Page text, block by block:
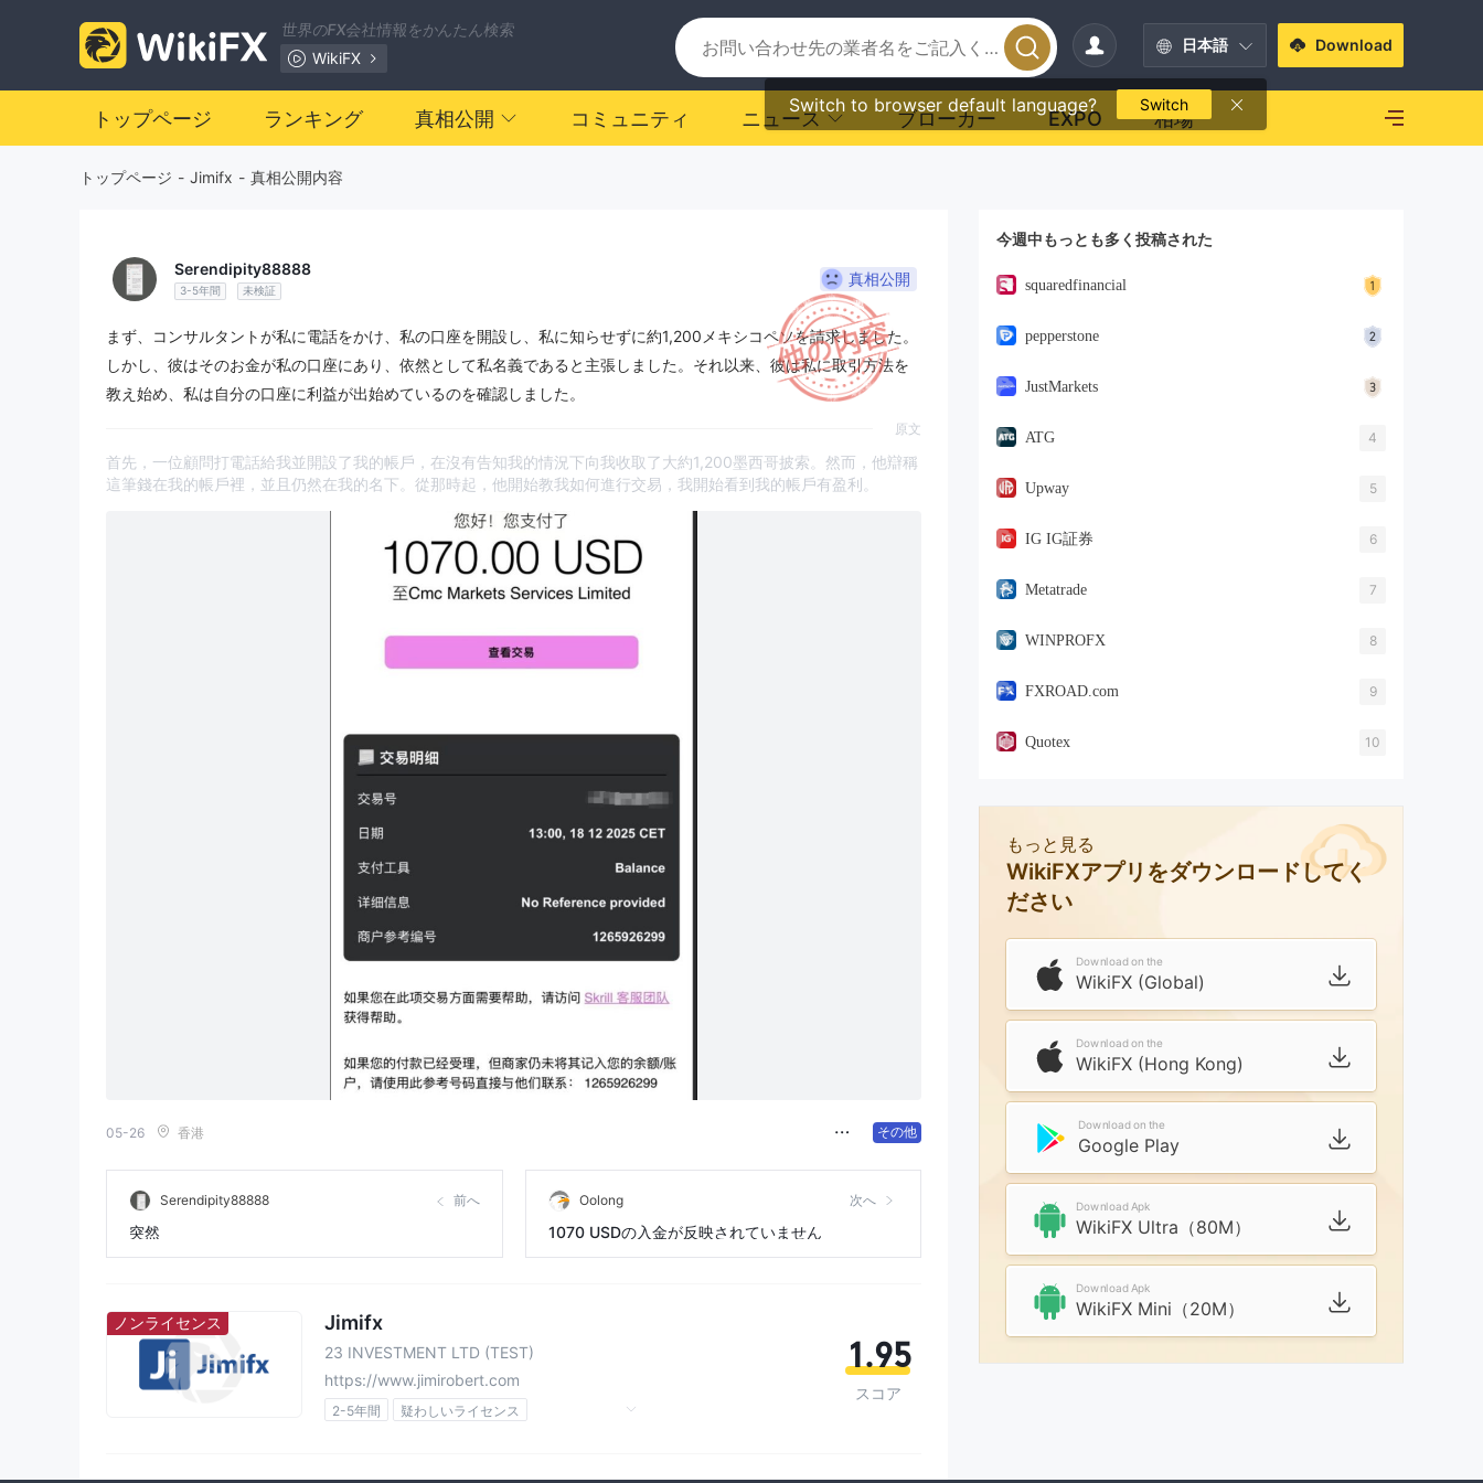
世界のFX会社情報をかんたん検索
WikiFX
日本語
Switch to browser default language? Switch
Download
トップページ ランキング 真相公開 コミュニティ ニュース ブローカー EXPO 相場
トップページ - Jimifx - 真相公開内容
Serendipity88888
3-5年間 未検証
真相公開
まず、コンサルタントが私に電話をかけ、私の口座を開設し、私に知らせずに約1,200メキシコペソを請求しました。
しかし、彼はそのお金が私の口座にあり、依然として私名義であると主張しました。それ以来、彼は私に取引方法を
教え始め、私は自分の口座に利益が出始めているのを確認しました。
原文
首先，一位顧問打電話給我並開設了我的帳戶，在沒有告知我的情況下向我收取了大約1,200墨西哥披索。然而，他辯稱
這筆錢在我的帳戶裡，並且仍然在我的名下。從那時起，他開始教我如何進行交易，我開始看到我的帳戶有盈利。
05-26 香港 その他
Serendipity88888 前へ
突然
Oolong 次へ
1070 USDの入金が反映されていません
ノンライセンス Jimifx
23 INVESTMENT LTD (TEST)
https://www.jimirobert.com
2-5年間
疑わしいライセンス
1.95
スコア
今週中もっとも多く投稿された
squaredfinancial
pepperstone
JustMarkets
ATG 4
Upway 5
IG IG証券 6
Metatrade 7
WINPROFX 8
FXROAD.com 9
Quotex 10
もっと見る
WikiFXアプリをダウンロードしてく
ださい
Download on the
WikiFX (Global)
Download on the
WikiFX (Hong Kong)
Download on the
Google Play
Download Apk
WikiFX Ultra（80M）
Download Apk
WikiFX Mini（20M）